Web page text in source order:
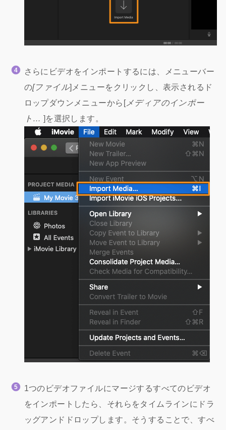
さらにビデオをインポートするには、メニューバー
の[ファイル]メニューをクリックし、表示されるド
ロップダウンメニューから[メディアのインポー
ト… ]を選択します。
1つのビデオファイルにマージするすべてのビデオ
をインポートしたら、それらをタイムラインにドラ
ッグアンドドロップします。そうすることで、すべ